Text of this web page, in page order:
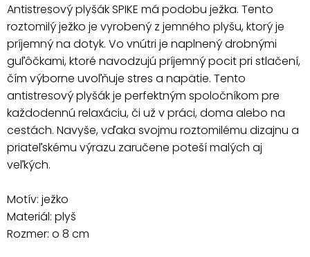
Antistresový plyšák SPIKE má podobu ježka. Tento
roztomilý ježko je vyrobený z jemného plyšu, ktorý je
príjemný na dotyk. Vo vnútri je naplnený drobnými
guľôčkami, ktoré navodzujú príjemný pocit pri stlačení,
čím výborne uvoľňuje stres a napätie. Tento
antistresový plyšák je perfektným spoločníkom pre
každodennú relaxáciu, či už v práci, doma alebo na
cestách. Navyše, vďaka svojmu roztomilému dizajnu a
priateľskému výrazu zaručene poteší malých aj
veľkých.
Motív: ježko
Materiál: plyš
Rozmer: o 8 cm